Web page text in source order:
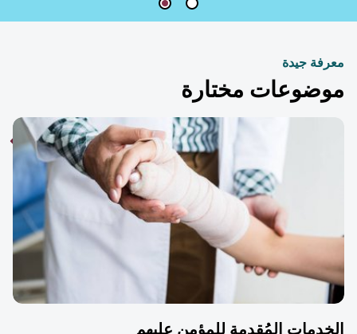
جيدة
مختارة
المُقدمة للمؤمن عليهم